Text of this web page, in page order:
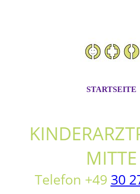
STARTSEITE
KIN
MITTE
Telefon +49 30